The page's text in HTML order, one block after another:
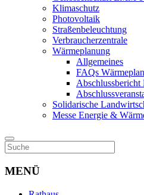
Klimaschutz
Photovoltaik
Straßenbeleuchtung
Verbraucherzentrale
Wärmeplanung
Allgemeines
FAQs
Abschlussbericht
Solidarische
Messe Energie &
MENÜ